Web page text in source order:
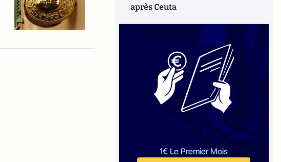
après Ceuta
1€ Le Premier Mois